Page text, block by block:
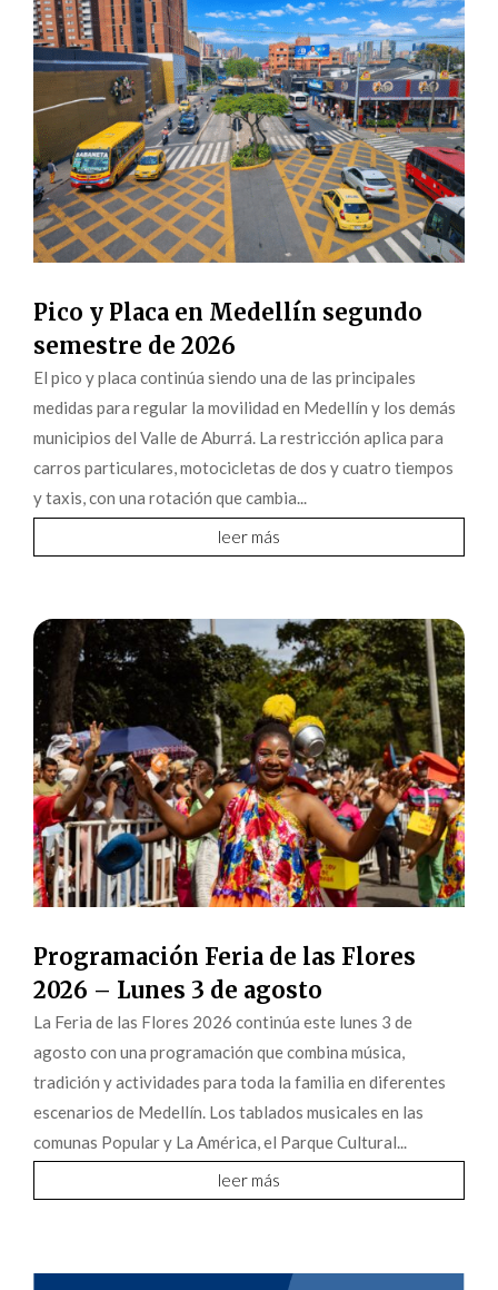
Pico y Placa en Medellín segundo
semestre de 2026
El pico y placa continúa siendo una de las principales
medidas para regular la movilidad en Medellín y los demás
municipios del Valle de Aburrá. La restricción aplica para
carros particulares, motocicletas de dos y cuatro tiempos
y taxis, con una rotación que cambia...
leer más
Programación Feria de las Flores
2026 – Lunes 3 de agosto
La Feria de las Flores 2026 continúa este lunes 3 de
agosto con una programación que combina música,
tradición y actividades para toda la familia en diferentes
escenarios de Medellín. Los tablados musicales en las
comunas Popular y La América, el Parque Cultural...
leer más